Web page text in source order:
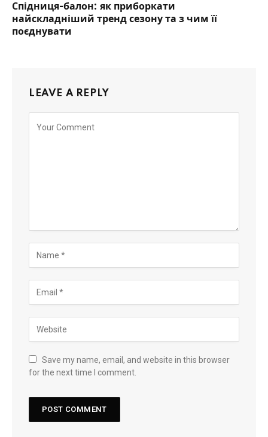
Спідниця-балон: як приборкати
найскладніший тренд сезону та з чим її
поєднувати
LEAVE A REPLY
Save my name, email, and website in this browser
for the next time I comment.